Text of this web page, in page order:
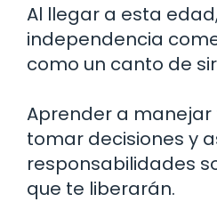
Al llegar a esta
independencia
como un canto de
Aprender a manejar
tomar decisiones y
responsabilidades
que te liberarán.